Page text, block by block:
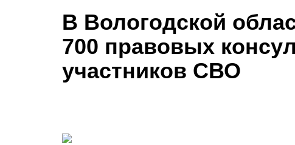
В Вологодской
700 правовых
участников СВО